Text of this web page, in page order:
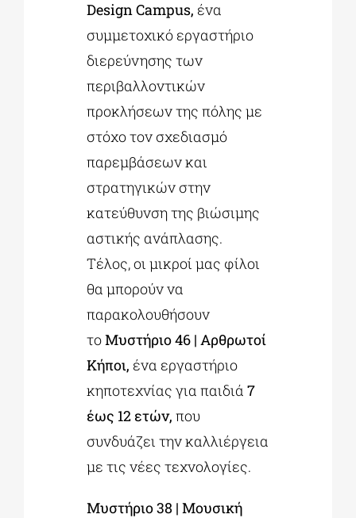
Design Campus, ένα
συμμετοχικό εργαστήριο
διερεύνησης των
περιβαλλοντικών
προκλήσεων της πόλης με
στόχο τον σχεδιασμό
παρεμβάσεων και
στρατηγικών στην
κατεύθυνση της βιώσιμης
αστικής ανάπλασης.
Τέλος, οι μικροί μας φίλοι
θα μπορούν να
παρακολουθήσουν
τοΜυστήριο 46 | Αρθρωτοί
Κήποι, ένα εργαστήριο
κηποτεχνίας για παιδιά7
έως 12 ετών,που
συνδυάζει την καλλιέργεια
με τις νέες τεχνολογίες.
Μυστήριο 38 | Μουσική